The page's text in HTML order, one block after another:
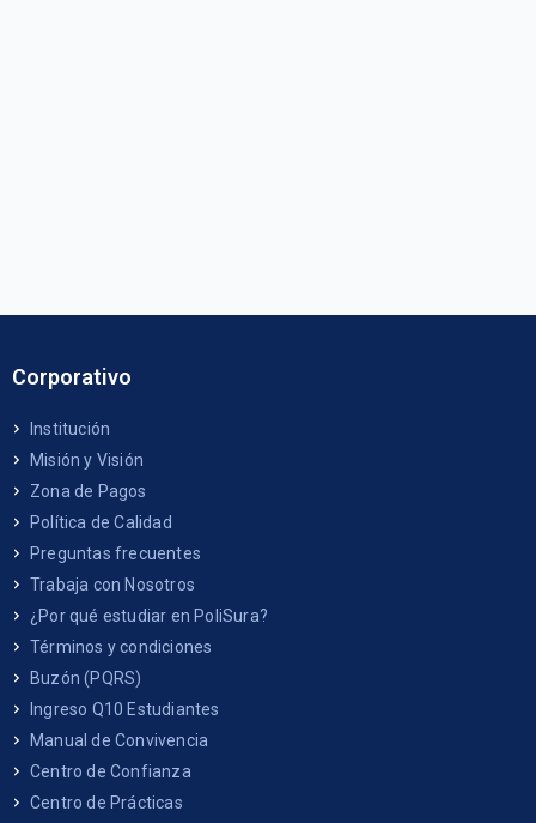
Corporativo
Institución
Misión y Visión
Zona de Pagos
Política de Calidad
Preguntas frecuentes
Trabaja con Nosotros
¿Por qué estudiar en PoliSura?
Términos y condiciones
Buzón (PQRS)
Ingreso Q10 Estudiantes
Manual de Convivencia
Centro de Confianza
Centro de Prácticas